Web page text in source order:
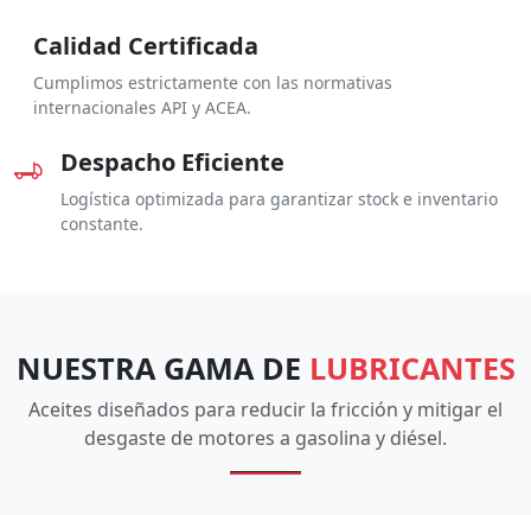
Calidad Certificada
Cumplimos estrictamente con las normativas
internacionales API y ACEA.
Despacho Eficiente
Logística optimizada para garantizar stock e inventario
constante.
NUESTRA GAMA DE LUBRICANTES
Aceites diseñados para reducir la fricción y mitigar el
desgaste de motores a gasolina y diésel.